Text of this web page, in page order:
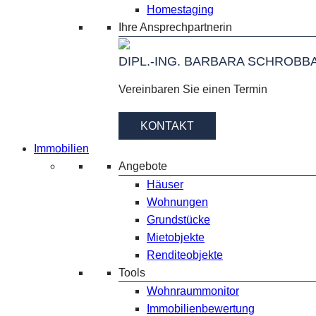
Homestaging
Ihre Ansprechpartnerin
DIPL.-ING. BARBARA
Vereinbaren Sie einen Termin
KONTAKT
Immobilien
Angebote
Häuser
Wohnungen
Grundstücke
Mietobjekte
Renditeobjekte
Tools
Wohnraummonitor
Immobilienbewertung